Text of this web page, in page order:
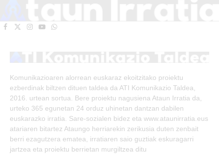
Facebook
X
Instagram
YouTubeWhatsApp
Komunikazioaren alorrean euskaraz ekoitzitako proiektu
ezberdinak biltzen dituen taldea da ATI Komunikazio Taldea,
2016. urtean sortua. Bere proiektu nagusiena Ataun Irratia da,
urteko 365 egunetan 24 orduz uhinetan dantzan dabilen
euskarazko irratia. Sare-sozialen bidez eta www.ataunirratia.eus
atariaren bitartez Ataungo herriarekin zerikusia duten zenbait
berri ezagutzera ematea, irratiaren saio guztiak eskuragarri
jartzea eta proiektu berrietan murgiltzea ditu